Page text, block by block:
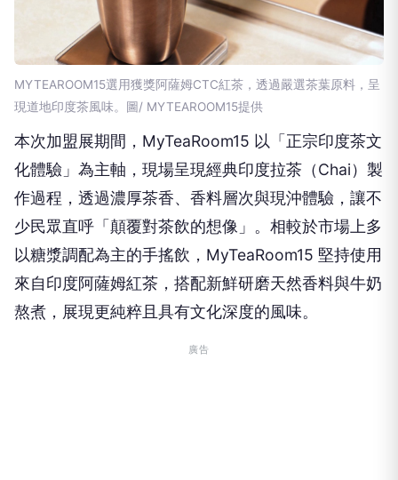
MYTEAROOM15選用獲獎阿薩姆CTC紅茶，透過嚴選茶葉原料，呈
現道地印度茶風味。圖/ MYTEAROOM15提供
本次加盟展期間，MyTeaRoom15 以「正宗印度茶文
化體驗」為主軸，現場呈現經典印度拉茶（Chai）製
作過程，透過濃厚茶香、香料層次與現沖體驗，讓不
少民眾直呼「顛覆對茶飲的想像」。相較於市場上多
以糖漿調配為主的手搖飲，MyTeaRoom15 堅持使用
來自印度阿薩姆紅茶，搭配新鮮研磨天然香料與牛奶
熬煮，展現更純粹且具有文化深度的風味。
廣告